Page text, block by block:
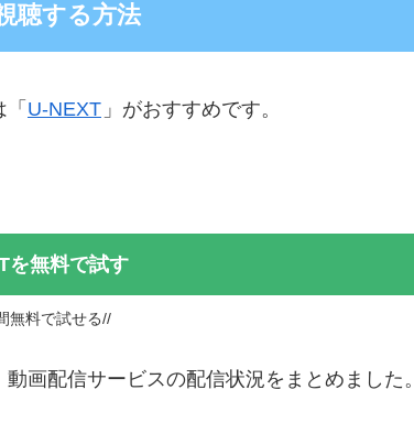
聴する方法
U-NEXT 」がおすすめです。
を無料で試す
無料で試せる//
画配信サービスの配信状況をまとめました。